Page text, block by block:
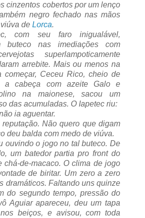
cinzentos cobertos por um lenço
negro fechado nas mãos
de Lorca.
com seu faro inigualável,
buteco nas imediações com
superlampoticamente
arrebite. Mais ou menos na
começar, Ceceu Rico, cheio de
a cabeça com azeite Galo e
na maionese, sacou um
das acumuladas. O Iapetec riu:
ia aguentar.
reputação. Não quero que digam
deu balda com medo de viúva.
ouvindo o jogo no tal buteco. De
um batedor partia pro front do
chá-de-macaco. O clima de jogo
de biritar. Um zero a zero
dramáticos. Faltando uns quinze
do segundo tempo, pressão do
Aguiar apareceu, deu um tapa
beiços, e avisou, com toda